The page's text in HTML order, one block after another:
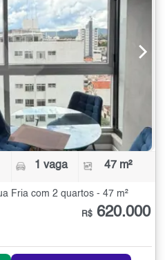
1 vaga 47 m²
Fria com 2 quartos - 47 m²
R$ 620.000